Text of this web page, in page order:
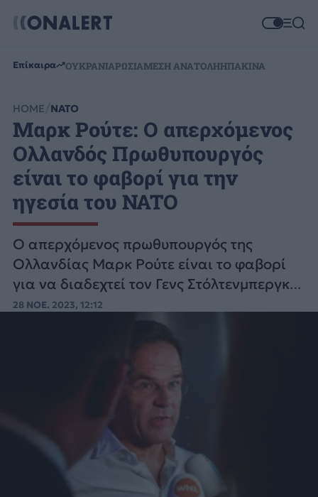
Επίκαιρα ΟΥΚΡΑΝΙΑΡΩΣΙΑΜΕΣΗ ΑΝΑΤΟΛΗΗΠΑΚΙΝΑ
HOME ΝΑΤΟ
Μαρκ Ρούτε: Ο απερχόμενος
Ολλανδός Πρωθυπουργός
είναι το φαβορί για την
ηγεσία του NATO
Ο απερχόμενος πρωθυπουργός της
Ολλανδίας Μαρκ Ρούτε είναι το φαβορί
για να διαδεχτεί τον Γενς Στόλτενμπεργκ
στην ηγεσία του NATO.
28 ΝΟΕ. 2023, 12:12